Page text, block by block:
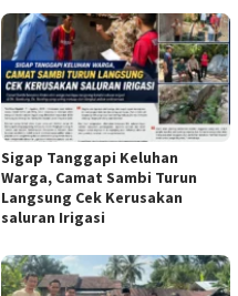
Sigap Tanggapi Keluhan
Warga, Camat Sambi Turun
Langsung Cek Kerusakan
saluran Irigasi